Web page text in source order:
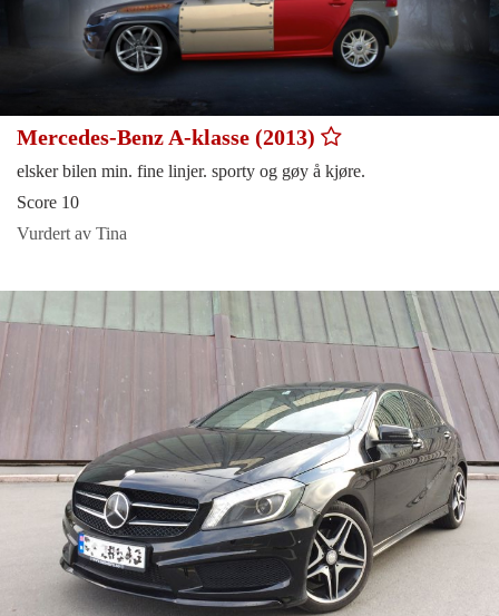
Mercedes-Benz A-klasse (2013)
elsker bilen min. fine linjer. sporty og gøy å kjøre.
Score 10
Vurdert av Tina